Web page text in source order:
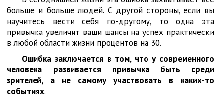
больше и больше людей. С другой стороны, если вы
научитесь вести себя по-другому, то одна эта
привычка увеличит ваши шансы на успех практически
в любой области жизни процентов на 30.
Ошибка заключается в том, что у современного
человека развивается привычка быть среди
зрителей, а не самому участвовать в каких-то
событиях.